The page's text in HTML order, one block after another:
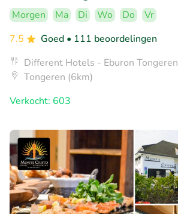
Morgen Ma Di Wo Do
Vr
7.5
Goed • 111 beoordelingen
Different Hotels - Eburon Tongeren
Tongeren (6km)
Verkocht: 603